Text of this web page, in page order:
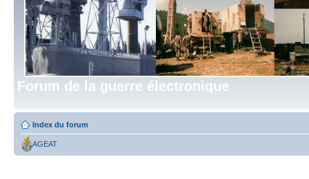
Forum de la guerre électronique
Index du forum
AGEAT